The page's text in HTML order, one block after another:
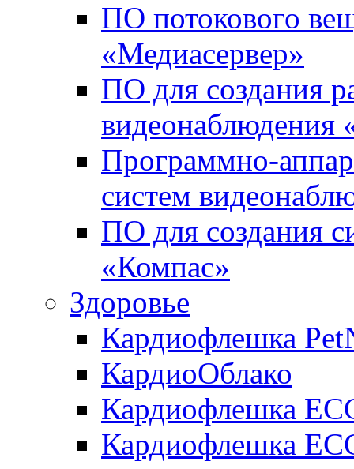
ПО потокового
«Медиасервер»
ПО для создания
видеонаблюдения
Программно-
систем
ПО для создания
«Компас»
Здоровье
Кардиофлешка
КардиоОблако
Кардиофлешка
Кардиофлешка